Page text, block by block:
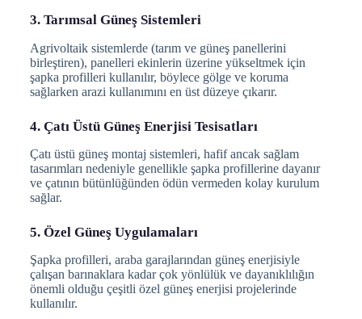
3. Tarımsal Güneş Sistemleri
Agrivoltaik sistemlerde (tarım ve güneş panellerini
birleştiren), panelleri ekinlerin üzerine yükseltmek için
şapka profilleri kullanılır, böylece gölge ve koruma
sağlarken arazi kullanımını en üst düzeye çıkarır.
4. Çatı Üstü Güneş Enerjisi Tesisatları
Çatı üstü güneş montaj sistemleri, hafif ancak sağlam
tasarımları nedeniyle genellikle şapka profillerine dayanır
ve çatının bütünlüğünden ödün vermeden kolay kurulum
sağlar.
5. Özel Güneş Uygulamaları
Şapka profilleri, araba garajlarından güneş enerjisiyle
çalışan barınaklara kadar çok yönlülük ve dayanıklılığın
önemli olduğu çeşitli özel güneş enerjisi projelerinde
kullanılır.